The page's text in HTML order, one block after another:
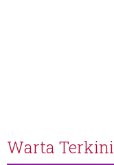
Warta Terkini